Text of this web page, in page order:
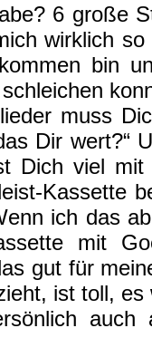
6 große
wirklich
bin
muss
Dir wert?“
Dich viel
Kassette
ich das
mit
gut für
ist toll,
auch